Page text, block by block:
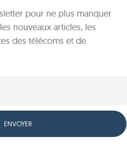
pour ne plus manquer
nouveaux articles, les
des télécoms et de